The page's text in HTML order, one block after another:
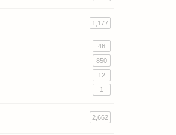
1,177
46
850
12
1
2,662